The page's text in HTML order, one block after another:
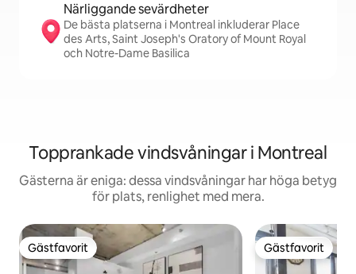
Närliggande sevärdheter
De bästa platserna i Montreal inkluderar Place
des Arts, Saint Joseph's Oratory of Mount Royal
och Notre-Dame Basilica
Topprankade vindsvåningar i Montreal
Gästerna är eniga: dessa vindsvåningar har höga betyg
för plats, renlighet med mera.
Gästfavorit
Gästfavorit Gästfavorit
Gästfavorit